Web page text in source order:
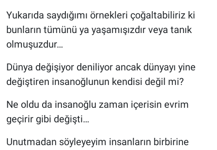
Yukarıda saydığımı örnekleri çoğaltabiliriz ki
bunların tümünü ya yaşamışızdır veya tanık
olmuşuzdur…
Dünya değişiyor deniliyor ancak dünyayı yine
değiştiren insanoğlunun kendisi değil mi?
Ne oldu da insanoğlu zaman içerisin evrim
geçirir gibi değişti…
Unutmadan söyleyeyim insanların birbirine